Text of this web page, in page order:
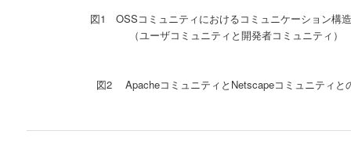
図1 OSSコミュニティにおけるコミュニケーション構
（ユーザコミュニティと開発者コミュニティ）
図2 ApacheコミュニティとNetscapeコミュニティと